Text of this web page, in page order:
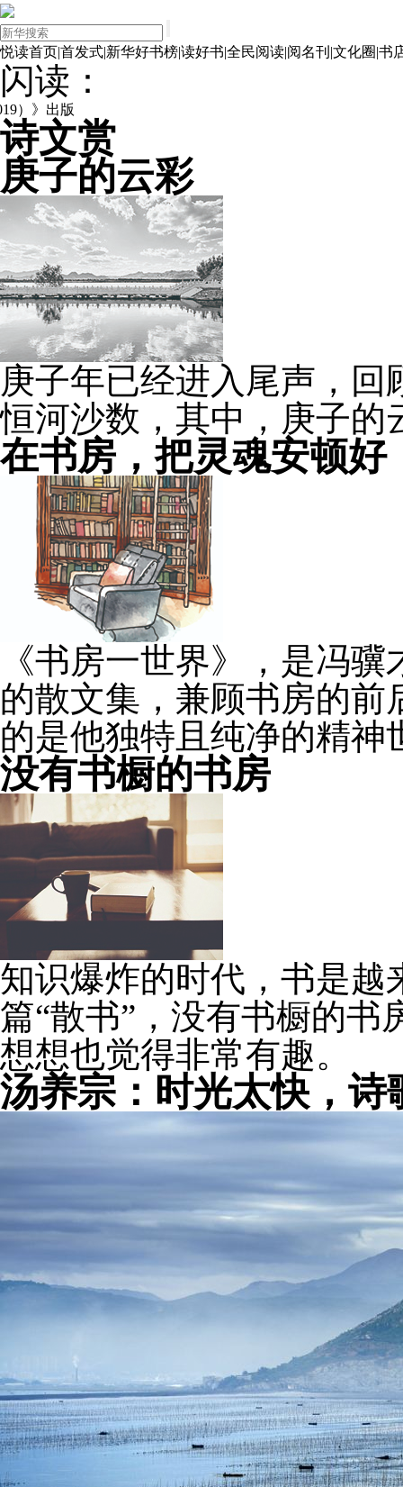
悦读首页|首发式|新华好书榜|读好书|全民阅读|阅名刊 |文化圈|书
闪读：
出版
诗文赏
庚子的云彩
庚子年已经进入尾声，
恒河沙数，其中，庚子的
在书房，把灵魂安顿好
《书房一世界》，是冯
的散文集，兼顾书房的
的是他独特且纯净的精神
没有书橱的书房
知识爆炸的时代，书是越
篇“散书”，没有书橱的
想想也觉得非常有趣。
汤养宗：时光太快，诗